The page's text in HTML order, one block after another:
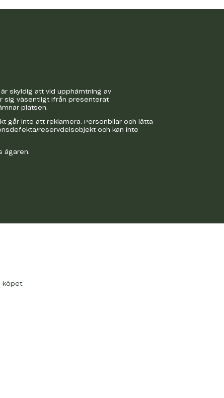
skyldig att vid upphämtning av
sig väsentligt ifrån presenterat
platsen.
går inte att reklamera. Personbilar och lätta
reservdelsobjekt och kan inte
ägaren.
köpet.